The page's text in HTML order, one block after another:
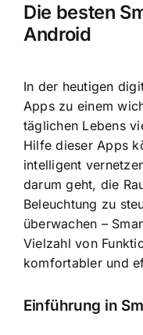
Die besten
Android
In der heutigen
Apps zu einem
täglichen Lebens
Hilfe dieser Apps
intelligent
darum geht, die
Beleuchtung zu
überwachen –
Vielzahl von
komfortabler und
Einführung in